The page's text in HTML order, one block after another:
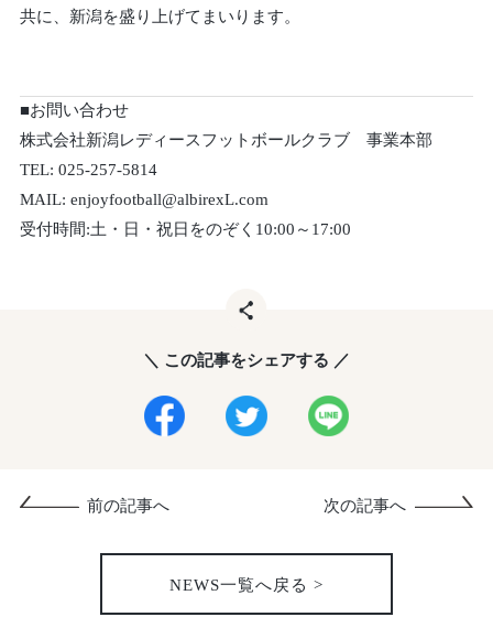
共に、新潟を盛り上げてまいります。
■お問い合わせ
株式会社新潟レディースフットボールクラブ 事業本部
TEL: 025-257-5814
MAIL: enjoyfootball@albirexL.com
受付時間:土・日・祝日をのぞく10:00～17:00
＼ この記事をシェアする ／
NEWS一覧へ戻る >
前の記事へ 次の記事へ